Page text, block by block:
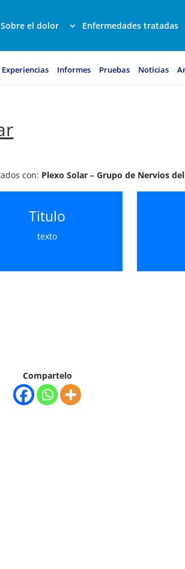
Sobre el dolor Enfermedades tratadas
Experiencias Informes Pruebas Noticias
con: Plexo Solar – Grupo de Nervios
Titulo
texto
Compartelo